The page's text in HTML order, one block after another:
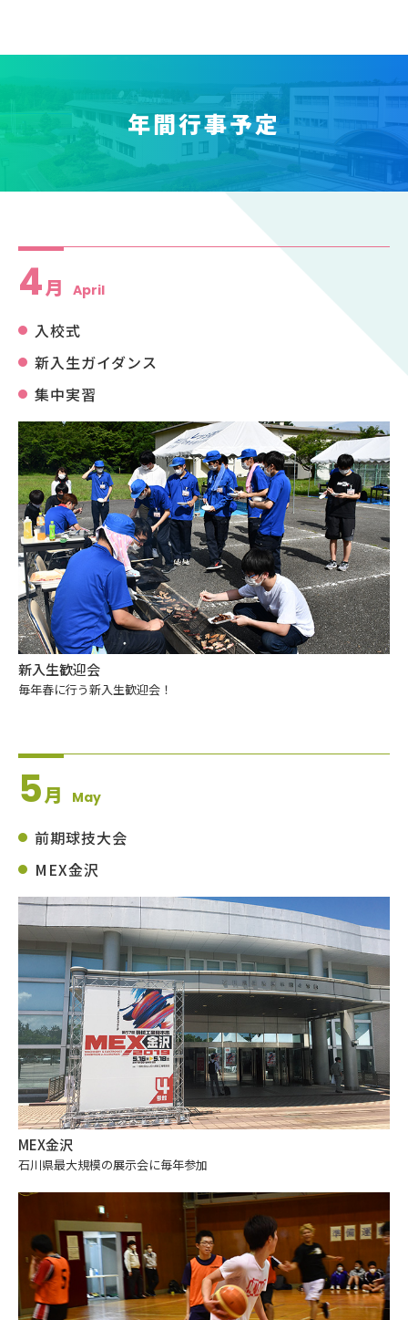
年間行事予定
4月 April
入校式
新入生ガイダンス
集中実習
新入生歓迎会
毎年春に行う新入生歓迎会！
5月 May
前期球技大会
MEX金沢
MEX金沢
石川県最大規模の展示会に毎年参加